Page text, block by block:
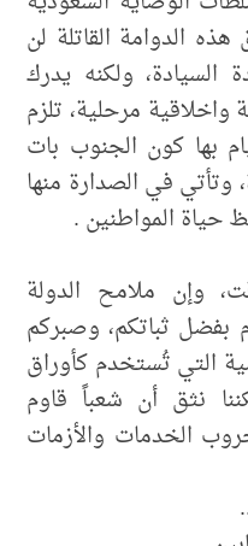
الدوامة القاتلة لن
السيادة، ولكنه يدرك
واخلاقية مرحلية، تلزم
بها كون الجنوب بات
وتأتي في الصدارة منها
حياة المواطنين .
وإن ملامح الدولة
بفضل ثباتكم، وصبركم
التي تُستخدم كأوراق
نثق أن شعباً قاوم
الخدمات والأزمات